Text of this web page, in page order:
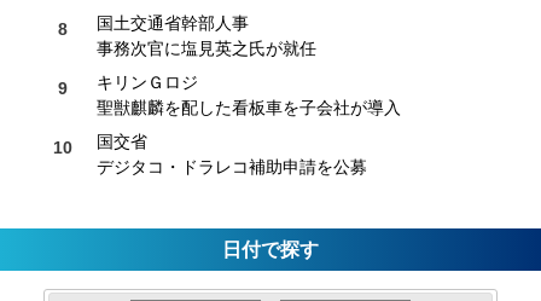
国土交通省幹部人事
事務次官に塩見英之氏が就任
キリンＧロジ
聖獣麒麟を配した看板車を子会社が導入
国交省
デジタコ・ドラレコ補助申請を公募
日付で探す